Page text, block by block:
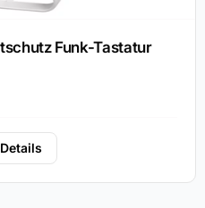
Funk-Tastatur
Details